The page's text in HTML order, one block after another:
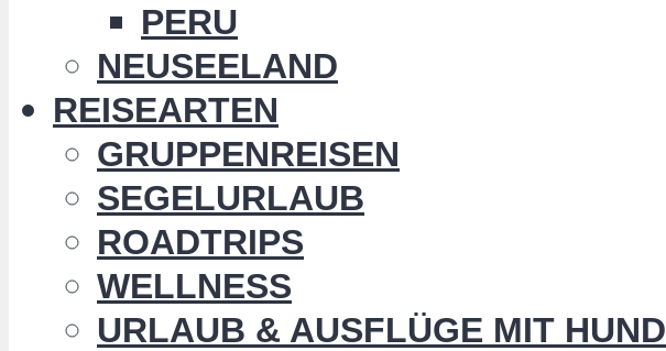
PERU
NEUSEELAND
REISEARTEN
GRUPPENREISEN
SEGELURLAUB
ROADTRIPS
WELLNESS
URLAUB & AUSFLÜGE MIT HUND